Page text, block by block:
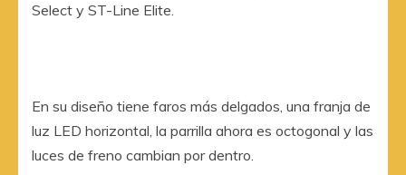
Select y ST-Line Elite.
En su diseño tiene faros más delgados, una franja de
luz LED horizontal, la parrilla ahora es octogonal y las
luces de freno cambian por dentro.